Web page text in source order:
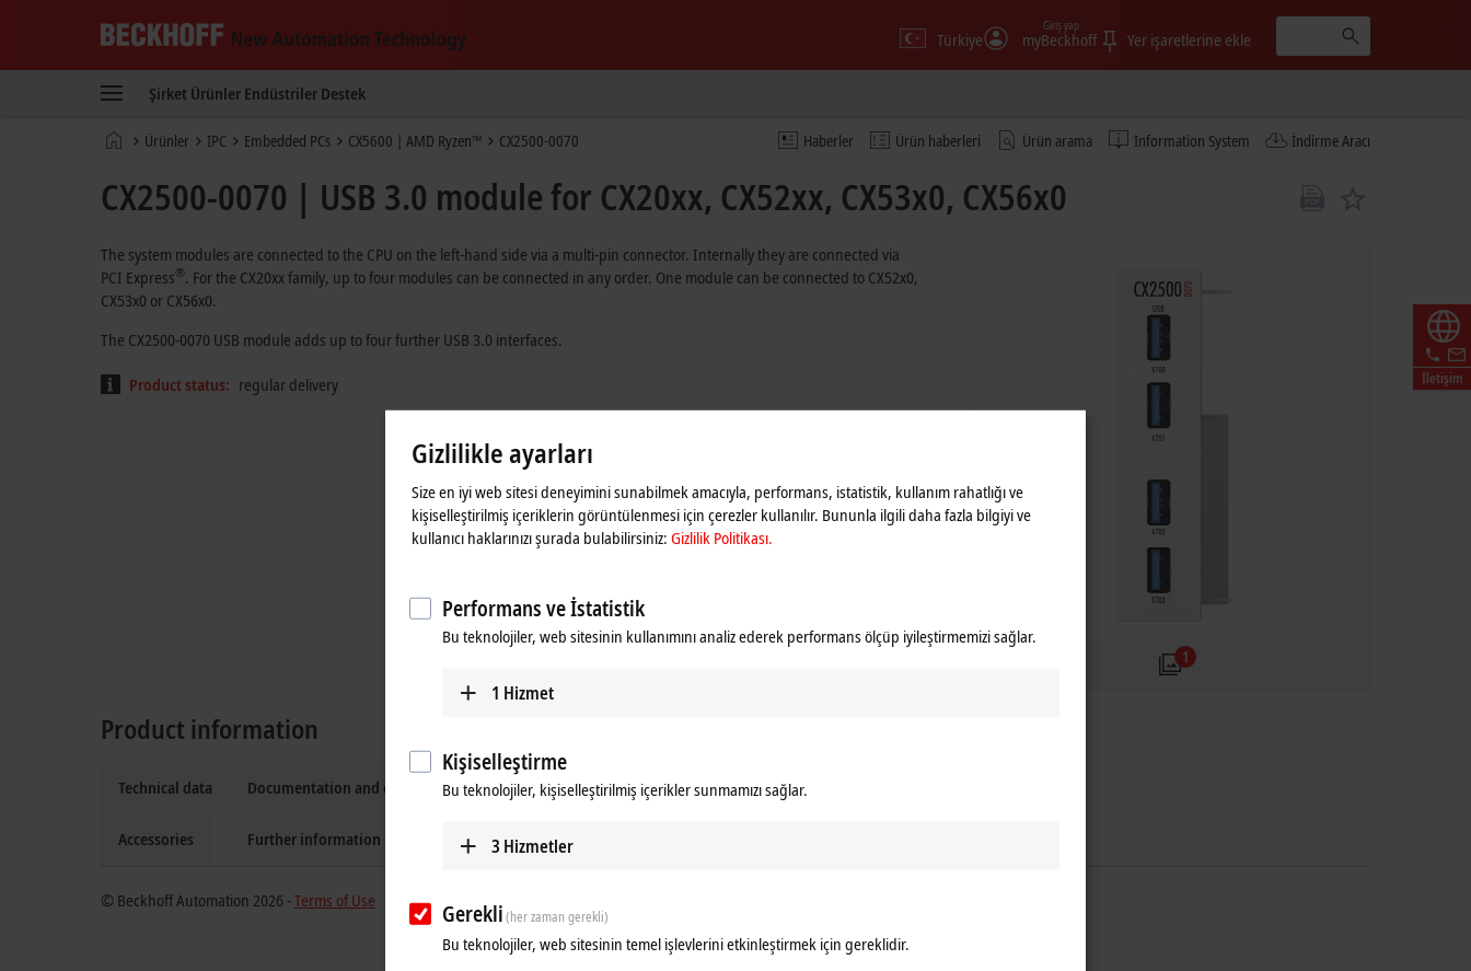
New
Technology
Türkiye myBeckhoff
Giriş yap
Yer işaretlerine ekle
Şirket Ürünler Endüstriler Destek
Haberler Ürün haberleri Ürün arama Information System İndirme Aracı
Ana
Ürünler IPC Embedded PCs CX5600 | AMD Ryzen™ CX2500-0070
İletişim
CX2500-0070 | USB 3.0 module for CX20xx, CX52xx, CX53x0, CX56x0
1
The system modules are connected to the CPU on the left-hand side via a multi-pin connector. Internally they are connected via
PCI Express®. For the CX20xx family, up to four modules can be connected in any order. One module can be connected to CX52x0,
CX53x0 or CX56x0.
The CX2500-0070 USB module adds up to four further USB 3.0 interfaces.
Product status: regular delivery
Product information
Technical data
Accessories
Documentation and downloads
Further information
Additional products
© Beckhoff Automation 2026 -Terms of Use
Gizlilikle ayarları
Size en iyi web sitesi deneyimini sunabilmek amacıyla, performans, istatistik, kullanım rahatlığı ve
kişiselleştirilmiş içeriklerin görüntülenmesi için çerezler kullanılır. Bununla ilgili daha fazla bilgiyi ve
kullanıcı haklarınızı şurada bulabilirsiniz: Gizlilik Politikası.
Performans ve İstatistik
Bu teknolojiler, web sitesinin kullanımını analiz ederek performans ölçüp iyileştirmemizi sağlar.
1 Hizmet
Kişiselleştirme
Bu teknolojiler, kişiselleştirilmiş içerikler sunmamızı sağlar.
3 Hizmetler
Gerekli(her zaman gerekli)
Bu teknolojiler, web sitesinin temel işlevlerini etkinleştirmek için gereklidir.